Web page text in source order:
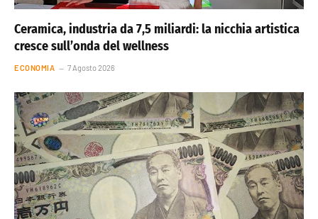
Ceramica, industria da 7,5 miliardi: la nicchia artistica
cresce sull’onda del wellness
ECONOMIA 7 Agosto 2026